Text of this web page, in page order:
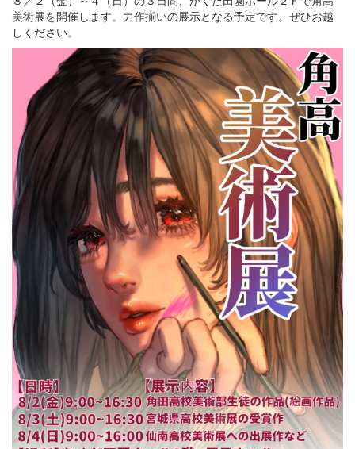
美術展を開催します。力作揃いの展示となる予定です。ぜひお越
しください。